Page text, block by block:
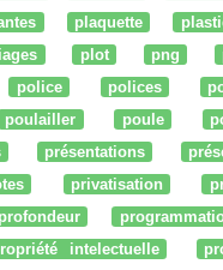
plaquette
plot png
police polices
poulailler poule
présentations
privatisation
profondeur
intelectuelle